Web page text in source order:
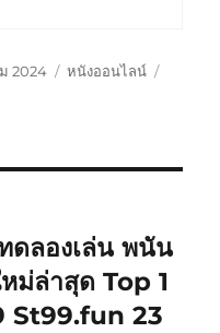
2024
หมวด
หนังออนไลน์
ลองเล่น พนัน
ม่ล่าสุด Top 1
St99.fun 23